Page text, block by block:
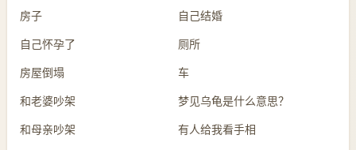
房子 自己结婚
自己怀孕了 厕所
房屋倒塌 车
和老婆吵架 梦见乌龟是什么意思？
和母亲吵架 有人给我看手相